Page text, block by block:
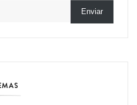
Enviar